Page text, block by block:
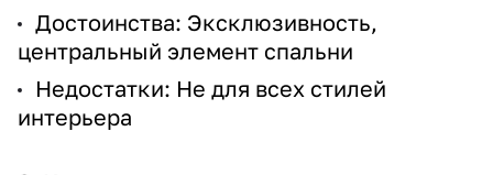
Достоинства: Эксклюзивность,
центральный элемент спальни
Недостатки: Не для всех стилей
интерьера